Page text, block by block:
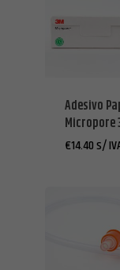
Adesivo
Micropore
€14.40s/